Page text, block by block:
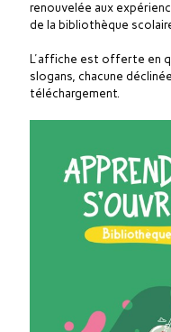
renouvelée aux
de la bibliothèque
L'affiche est offerte en
slogans, chacune
téléchargement.